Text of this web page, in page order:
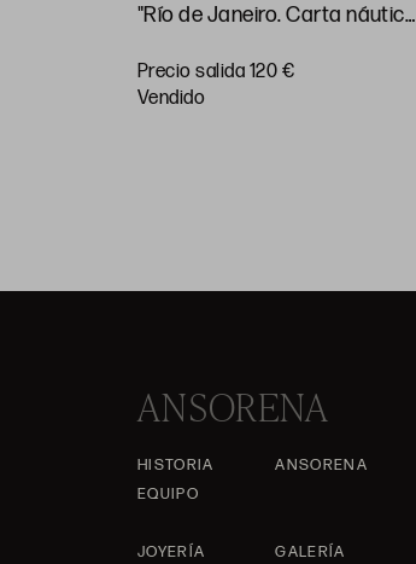
"Río de Janeiro. Carta náutica"
Huella: 21 x 28 cm; papel: 25,5 x
38,5 cm
Precio salida 120 €
vendido
ANSORENA
HISTORIA
ANSORENA
EQUIPO
JOYERÍA
GALERÍA